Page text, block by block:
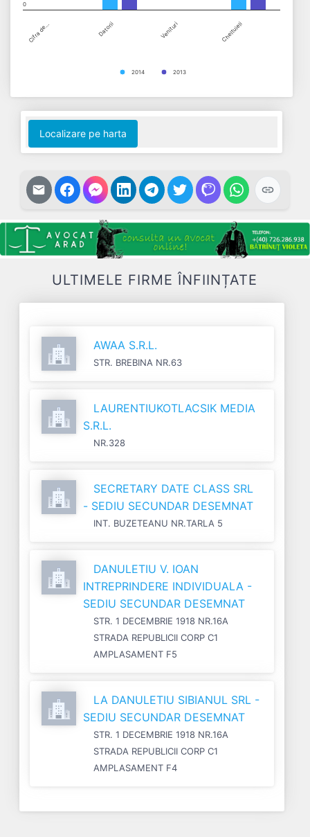
Cifra de… Datorii Venituri Cheltuieli
2014 2013
0
End of interactive chart.
Localizare pe harta
ULTIMELE FIRME ÎNFIINȚATE
AWAA S.R.L.
STR. BREBINA NR.63
LAURENTIUKOTLACSIK MEDIA
S.R.L.
NR.328
SECRETARY DATE CLASS SRL
- SEDIU SECUNDAR DESEMNAT
INT. BUZETEANU NR.TARLA 5
DANULETIU V. IOAN
INTREPRINDERE INDIVIDUALA -
SEDIU SECUNDAR DESEMNAT
STR. 1 DECEMBRIE 1918 NR.16A
STRADA REPUBLICII CORP C1
AMPLASAMENT F5
LA DANULETIU SIBIANUL SRL -
SEDIU SECUNDAR DESEMNAT
STR. 1 DECEMBRIE 1918 NR.16A
STRADA REPUBLICII CORP C1
AMPLASAMENT F4